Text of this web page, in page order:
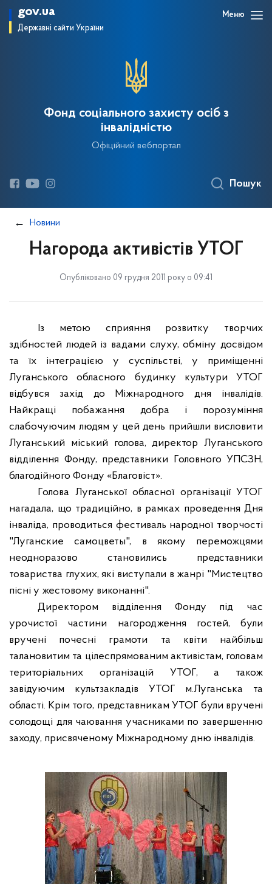
gov.ua
Державні сайти України
Меню
Фонд соціального захисту осіб з
інвалідністю
Офіційний вебпортал
Пошук
Новини
Нагорода активістів УТОГ
Опубліковано 09 грудня 2011 року о 09:41
Із метою сприяння розвитку творчих
здібностей людей із вадами слуху, обміну досвідом
та їх інтеграцією у суспільстві, у приміщенні
Луганського обласного будинку культури УТОГ
відбувся захід до Міжнародного дня інвалідів.
Найкращі побажання добра і порозуміння
слабочуючим людям у цей день прийшли висловити
Луганський міський голова, директор Луганського
відділення Фонду, представники Головного УПСЗН,
благодійного Фонду «Благовіст».
Голова Луганської обласної організації УТОГ
нагадала, що традиційно, в рамках проведення Дня
інваліда, проводиться фестиваль народної творчості
"Луганские самоцветы", в якому переможцями
неодноразово становились представники
товариства глухих, які виступали в жанрі "Мистецтво
пісні у жестовому виконанні".
Директором відділення Фонду під час
урочистої частини нагородження гостей, були
вручені почесні грамоти та квіти найбільш
талановитим та цілеспрямованим активістам, головам
територіальних організацій УТОГ, а також
завідуючим культзакладів УТОГ м.Луганська та
області. Крім того, представникам УТОГ були вручені
солодощі для чаювання учасниками по завершенню
заходу, присвяченому Міжнародному дню інвалідів.